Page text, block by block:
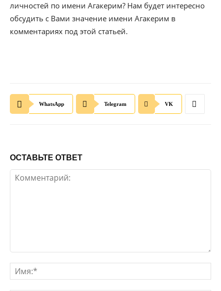
личностей по имени Агакерим? Нам будет интересно
обсудить с Вами значение имени Агакерим в
комментариях под этой статьей.
WhatsApp Telegram VK
ОСТАВЬТЕ ОТВЕТ